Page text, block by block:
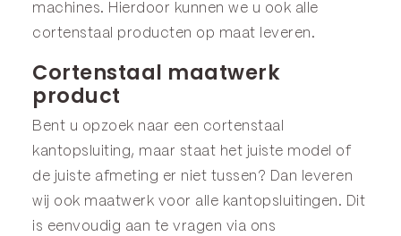
machines. Hierdoor kunnen we u ook alle
cortenstaal producten op maat leveren.
Cortenstaal maatwerk
product
Bent u opzoek naar een cortenstaal
kantopsluiting, maar staat het juiste model of
de juiste afmeting er niet tussen? Dan leveren
wij ook maatwerk voor alle kantopsluitingen. Dit
is eenvoudig aan te vragen via ons